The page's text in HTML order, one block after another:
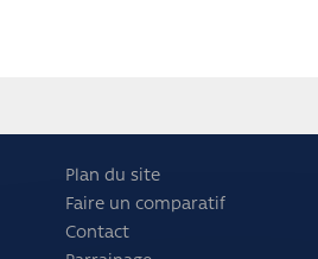
Plan du site
Faire un comparatif
Contact